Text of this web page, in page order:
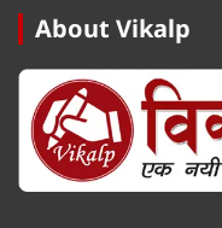
About Vikalp